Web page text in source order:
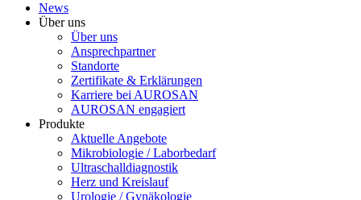
News
Über uns
Über uns
Ansprechpartner
Standorte
Zertifikate & Erklärungen
Karriere bei AUROSAN
AUROSAN engagiert
Produkte
Aktuelle Angebote
Mikrobiologie / Laborbedarf
Ultraschalldiagnostik
Herz und Kreislauf
Urologie / Gynäkologie